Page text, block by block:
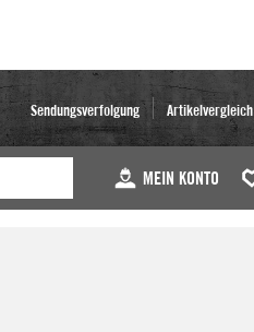
Sendungsverfolgung Artikelvergleich
MEIN KONTO